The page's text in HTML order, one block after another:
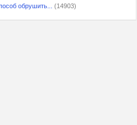
обрушить...
(14903)